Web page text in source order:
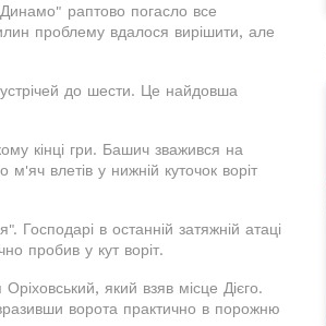
раптово погасло все
проблему вдалося вирішити, але
до шести. Це найдовша
кінці гри. Башич зважився на
влетів у нижній куточок воріт
Господарі в останній затяжній атаці
пробив у кут воріт.
який взяв місце Дієго.
ворота практично в порожню